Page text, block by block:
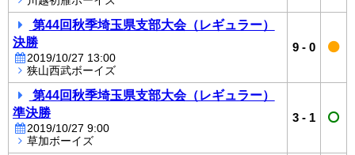
第44回秋季埼玉県支部大会（レギュラー）
決勝
2019/10/27 13:00
狭山西武ボーイズ
9 - 0
第44回秋季埼玉県支部大会（レギュラー）
準決勝
2019/10/27 9:00
草加ボーイズ
3 - 1